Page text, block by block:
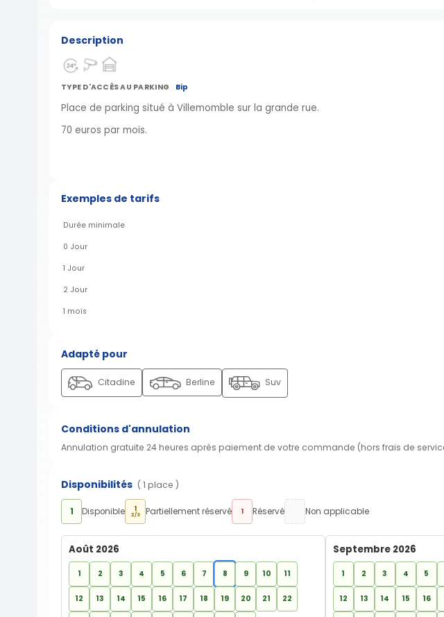
Description
TYPE D'ACCÈS AU PARKING Bip
Place de parking situé à Villemomble sur la grande rue.
70 euros par mois.
Exemples de tarifs
Durée minimale
0 Jour
1 Jour
2 Jour
1 mois
Adapté pour
Citadine Berline Suv
Conditions d'annulation
Annulation gratuite 24 heures après paiement de votre commande (hors frais de
Disponibilités ( 1 place )
1 Disponible 1
2/3 Partiellement réservé 1 Réservé Non applicable
Août 2026
1 2 3 4 5 6 7 8 9 10 11
12 13 14 15 16 17 18 19 20 21 22
Septembre 2026
1 2 3 4 5
12 13 14 15 16